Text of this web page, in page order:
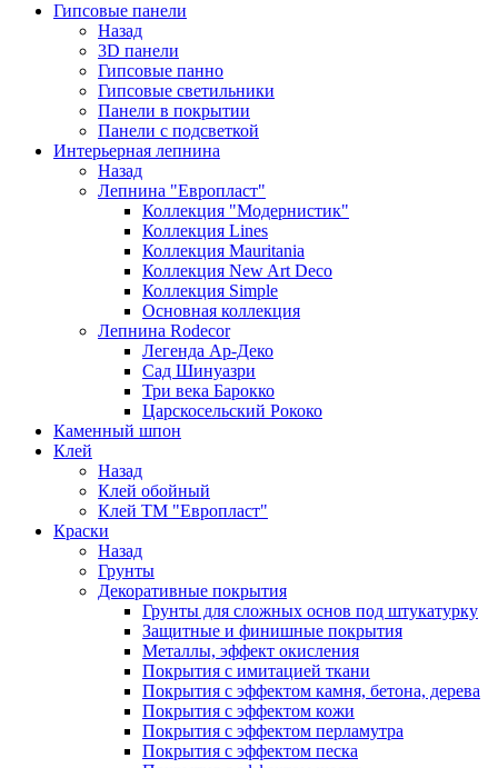
Гипсовые панели
Назад
3D панели
Гипсовые панно
Гипсовые светильники
Панели в покрытии
Панели с подсветкой
Интерьерная лепнина
Назад
Лепнина "Европласт"
Коллекция "Модернистик"
Коллекция Lines
Коллекция Mauritania
Коллекция New Art Deco
Коллекция Simple
Основная коллекция
Лепнина Rodecor
Легенда Ар-Деко
Сад Шинуазри
Три века Барокко
Царскосельский Рококо
Каменный шпон
Клей
Назад
Клей обойный
Клей ТМ "Европласт"
Краски
Назад
Грунты
Декоративные покрытия
Грунты для сложных основ под штукатурку
Защитные и финишные покрытия
Металлы, эффект окисления
Покрытия с имитацией ткани
Покрытия с эффектом камня, бетона, дерева
Покрытия с эффектом кожи
Покрытия с эффектом перламутра
Покрытия с эффектом песка